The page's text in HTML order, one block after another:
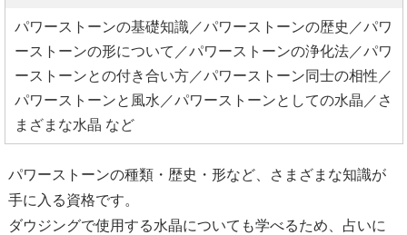
パワーストーンの基礎知識／パワーストーンの歴史／パワ
ーストーンの形について／パワーストーンの浄化法／パワ
ーストーンとの付き合い方／パワーストーン同士の相性／
パワーストーンと風水／パワーストーンとしての水晶／さ
まざまな水晶 など
パワーストーンの種類・歴史・形など、さまざまな知識が
手に入る資格です。
ダウジングで使用する水晶についても学べるため、占いに